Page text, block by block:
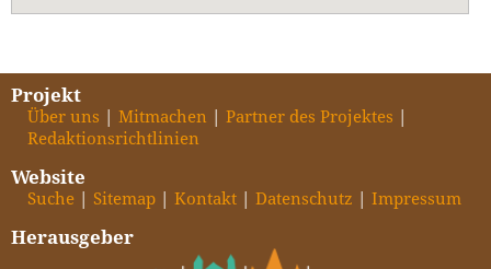
Projekt
Über uns Mitmachen
Partner des Projektes
Redaktionsrichtlinien
Website
Suche Sitemap Kontakt Datenschutz Impressum
Herausgeber